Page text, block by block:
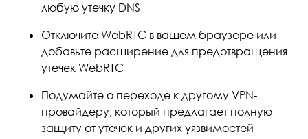
любую утечку DNS
Отключите WebRTC в вашем браузере или
добавьте расширение для предотвращения
утечек WebRTC
Подумайте о переходе к другому VPN-
провайдеру, который предлагает полную
защиту от утечек и других уязвимостей